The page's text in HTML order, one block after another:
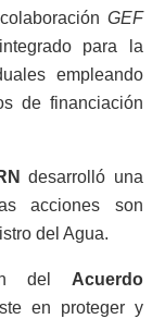
GEF
para la
empleando
de financiación
desarrolló una
acciones son
del Agua.
del Acuerdo
en proteger y